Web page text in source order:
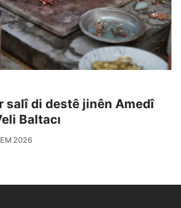
salî di destê jinên Amedî
Baltacı
2026